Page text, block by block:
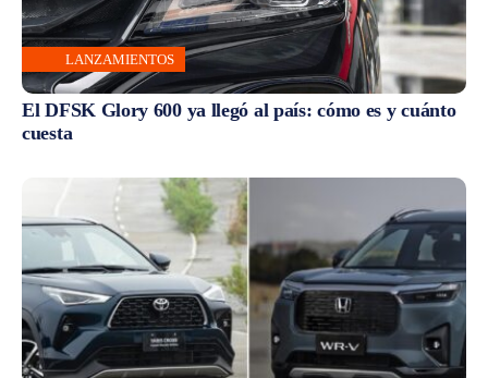
LANZAMIENTOS
El DFSK Glory 600 ya llegó al país: cómo es y cuánto
cuesta